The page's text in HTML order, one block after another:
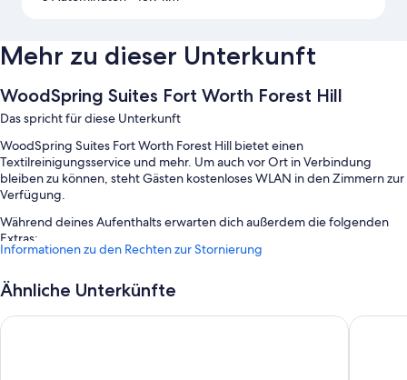
Mehr zu dieser Unterkunft
WoodSpring Suites Fort Worth Forest Hill
Das spricht für diese Unterkunft
WoodSpring Suites Fort Worth Forest Hill bietet einen
Textilreinigungsservice und mehr. Um auch vor Ort in Verbindung
bleiben zu können, steht Gästen kostenloses WLAN in den Zimmern zur
Verfügung.
Während deines Aufenthalts erwarten dich außerdem die folgenden
Extras:
Eine rund um die Uhr besetzte Rezeption, ein Verkaufsautomat und
Informationen zu den Rechten zur Stornierung
Ähnliche Unterkünfte
Motel 6 Fort Worth, TX - Downtown East Days